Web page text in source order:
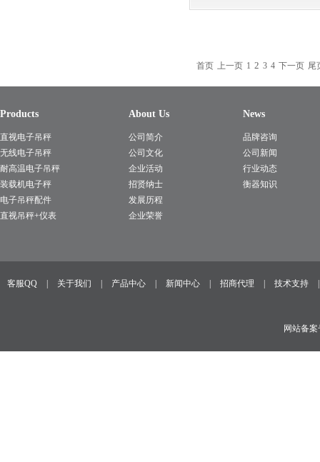
首页 上一页 1 2 3 4 下一页 尾
Products
直视电子吊秤
无线电子吊秤
耐高温电子吊秤
装载机电子秤
电子吊秤配件
直视吊秤+仪表
About Us
公司简介
公司文化
企业活动
招贤纳士
发展历程
企业荣誉
News
品牌咨询
公司新闻
行业动态
衡器知识
客服QQ 关于我们 产品中心 新闻中心 招商代理 技术支持
网站备